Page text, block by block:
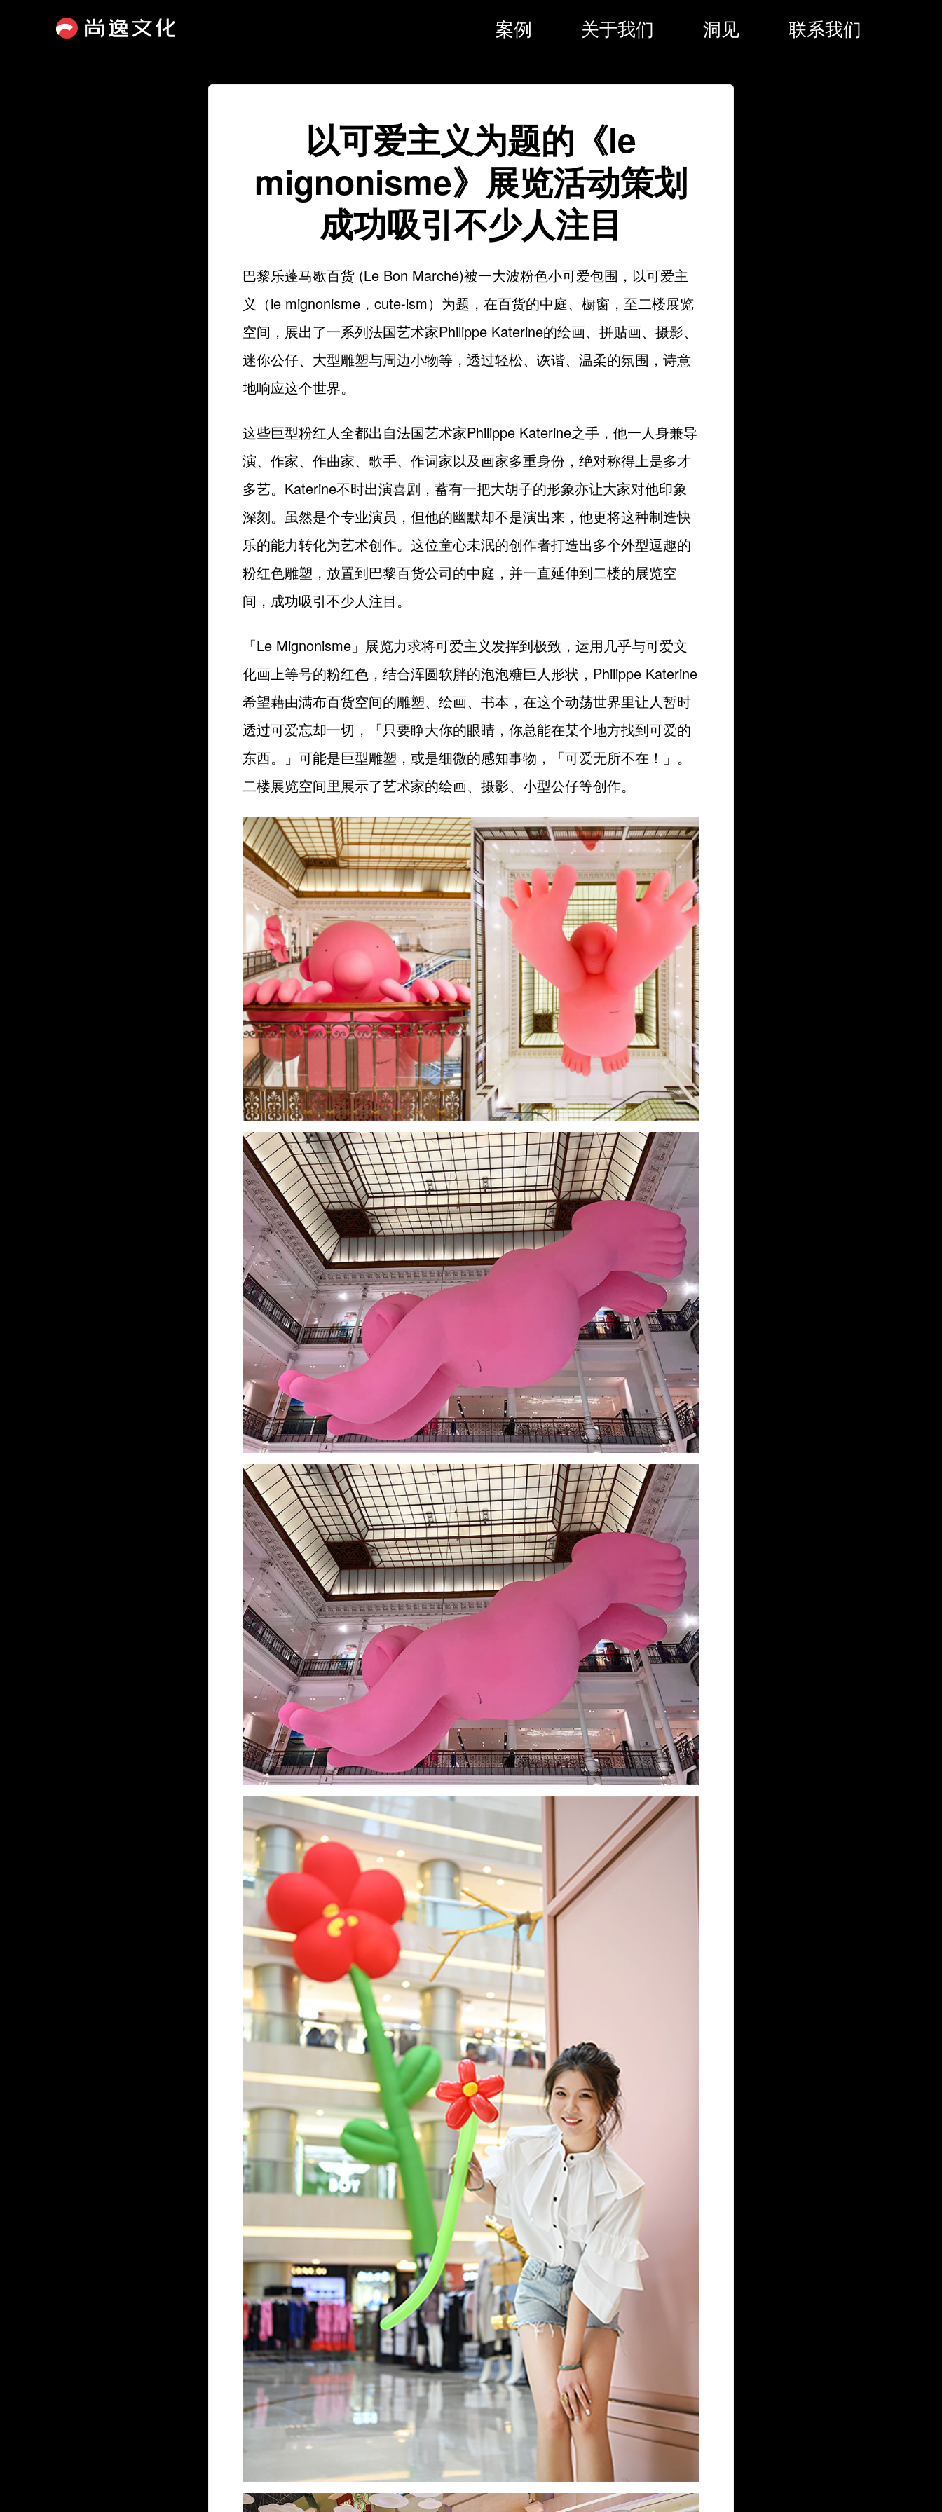
案例 关于我们 洞见 联系我们
以可爱主义为题的《le
mignonisme》展览活动策划
成功吸引不少人注目
巴黎乐蓬马歇百货 (Le Bon Marché)被一大波粉色小可爱包围，以可爱主
义（le mignonisme，cute-ism）为题，在百货的中庭、橱窗，至二楼展览
空间，展出了一系列法国艺术家Philippe Katerine的绘画、拼贴画、摄影、
迷你公仔、大型雕塑与周边小物等，透过轻松、诙谐、温柔的氛围，诗意
地响应这个世界。
这些巨型粉红人全都出自法国艺术家Philippe Katerine之手，他一人身兼导
演、作家、作曲家、歌手、作词家以及画家多重身份，绝对称得上是多才
多艺。Katerine不时出演喜剧，蓄有一把大胡子的形象亦让大家对他印象
深刻。虽然是个专业演员，但他的幽默却不是演出来，他更将这种制造快
乐的能力转化为艺术创作。这位童心未泯的创作者打造出多个外型逗趣的
粉红色雕塑，放置到巴黎百货公司的中庭，并一直延伸到二楼的展览空
间，成功吸引不少人注目。
「Le Mignonisme」展览力求将可爱主义发挥到极致，运用几乎与可爱文
化画上等号的粉红色，结合浑圆软胖的泡泡糖巨人形状，Philippe Katerine
希望藉由满布百货空间的雕塑、绘画、书本，在这个动荡世界里让人暂时
透过可爱忘却一切，「只要睁大你的眼睛，你总能在某个地方找到可爱的
东西。」可能是巨型雕塑，或是细微的感知事物，「可爱无所不在！」。
二楼展览空间里展示了艺术家的绘画、摄影、小型公仔等创作。